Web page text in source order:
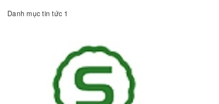
Danh mục tin tức 1